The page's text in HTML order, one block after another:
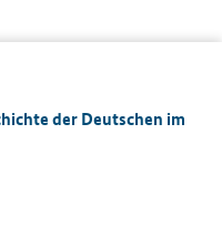
der Deutschen im